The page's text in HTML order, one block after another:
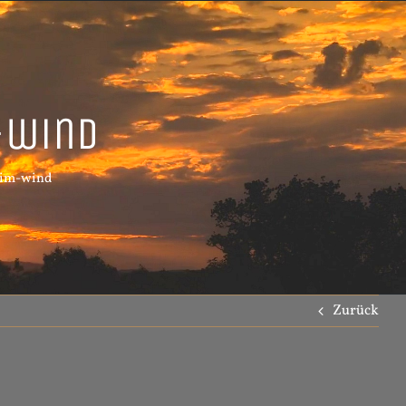
wind
Zurück